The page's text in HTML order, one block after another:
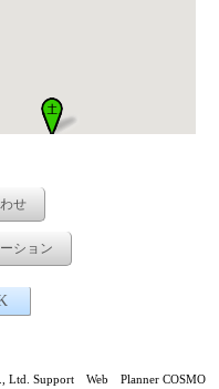
せ
ション
Ltd. Support Web Planner COSMO